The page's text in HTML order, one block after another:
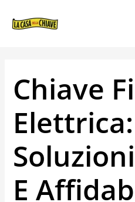
Chiave
Elettrica:
E
ARTICOLI